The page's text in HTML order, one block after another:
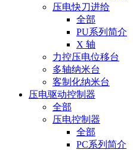
压电快刀进给
全部
PU系列简介
X 轴
力控压电位移台
多轴纳米台
客制化纳米台
压电驱动控制器
全部
压电控制器
全部
PC系列简介